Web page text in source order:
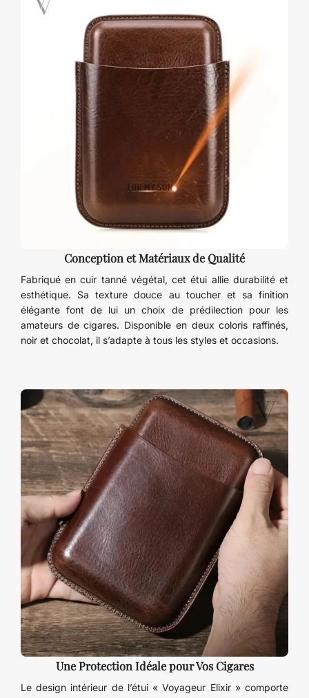
Conception et Matériaux de Qualité
Fabriqué en cuir tanné végétal, cet étui allie durabilité et
esthétique. Sa texture douce au toucher et sa finition
élégante font de lui un choix de prédilection pour les
amateurs de cigares. Disponible en deux coloris raffinés,
noir et chocolat, il s’adapte à tous les styles et occasions.
Une Protection Idéale pour Vos Cigares
Le design intérieur de l’étui « Voyageur Elixir » comporte